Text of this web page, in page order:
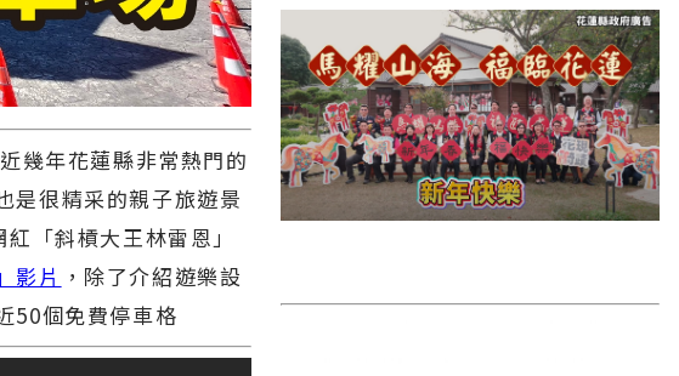
澎湖縣
香港
台東市
雲林縣
長濱鄉
幾年花蓮縣非常熱門的
是很精采的親子旅遊景
「斜槓大王林雷恩」
影片 ，除了介紹遊樂設
50個免費停車格